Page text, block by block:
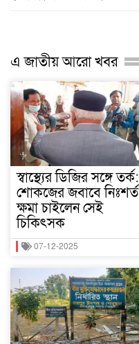
এ জাতীয় আরো খবর
স্বাস্থ্যের ডিজির সঙ্গে তর্ক:
শোকজের জবাবে নিঃশর্ত
ক্ষমা চাইলেন সেই
চিকিৎসক
07-12-2025